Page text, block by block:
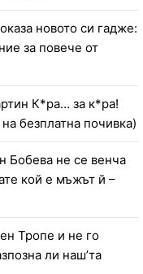
новото си гадже:
за повече от
К*ра… за к*ра!
безплатна почивка)
Бобева не се венча
кой е мъжът й –
Тропе и не го
ли наш’та